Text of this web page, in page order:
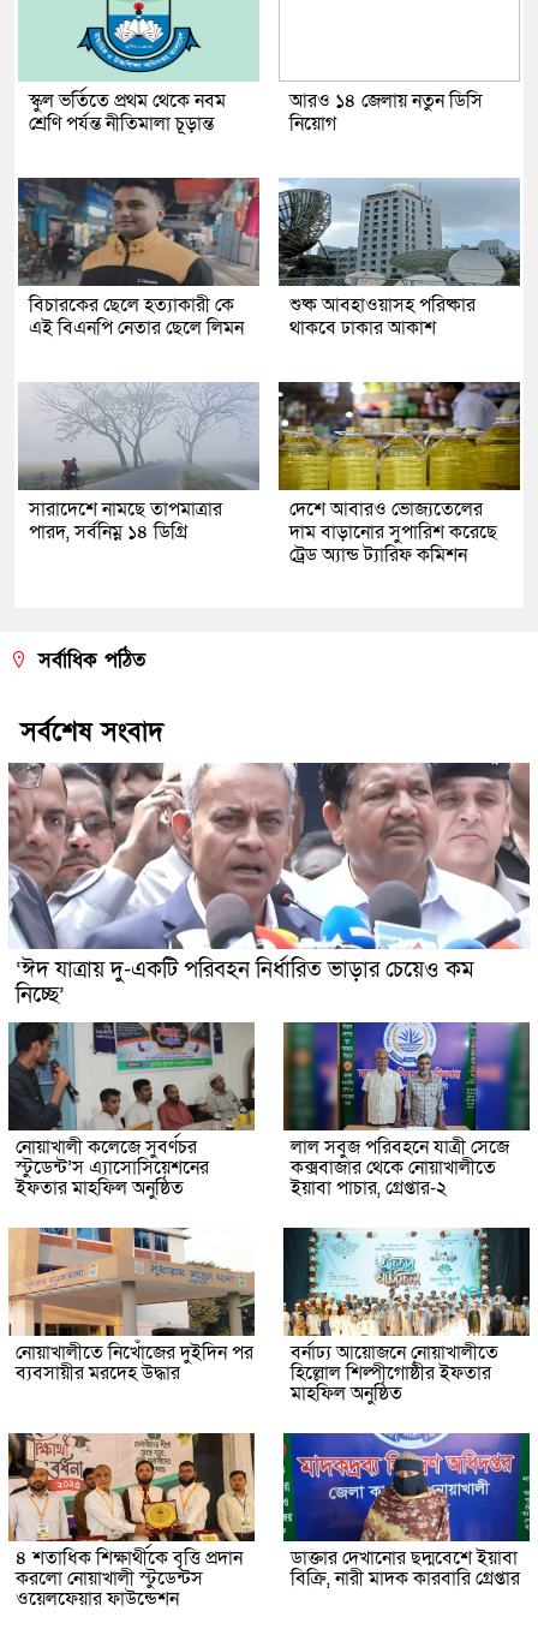
স্কুল ভর্তিতে প্রথম থেকে নবম
শ্রেণি পর্যন্ত নীতিমালা চূড়ান্ত
আরও ১৪ জেলায় নতুন ডিসি
নিয়োগ
বিচারকের ছেলে হত্যাকারী কে
এই বিএনপি নেতার ছেলে লিমন
শুষ্ক আবহাওয়াসহ পরিষ্কার
থাকবে ঢাকার আকাশ
সারাদেশে নামছে তাপমাত্রার
পারদ, সর্বনিম্ন ১৪ ডিগ্রি
দেশে আবারও ভোজ্যতেলের
দাম বাড়ানোর সুপারিশ করেছে
ট্রেড অ্যান্ড ট্যারিফ কমিশন
সর্বাধিক পঠিত
সর্বশেষ সংবাদ
‘ঈদ যাত্রায় দু-একটি পরিবহন নির্ধারিত ভাড়ার চেয়েও কম
নিচ্ছে’
নোয়াখালী কলেজে সুবর্ণচর
স্টুডেন্ট’স এ্যাসোসিয়েশনের
ইফতার মাহফিল অনুষ্ঠিত
লাল সবুজ পরিবহনে যাত্রী সেজে
কক্সবাজার থেকে নোয়াখালীতে
ইয়াবা পাচার, গ্রেপ্তার-২
নোয়াখালীতে নিখোঁজের দুইদিন পর
ব্যবসায়ীর মরদেহ উদ্ধার
বর্নাঢ্য আয়োজনে নোয়াখালীতে
হিল্লোল শিল্পীগোষ্ঠীর ইফতার
মাহফিল অনুষ্ঠিত
৪ শতাধিক শিক্ষার্থীকে বৃত্তি প্রদান
করলো নোয়াখালী স্টুডেন্টস
ওয়েলফেয়ার ফাউন্ডেশন
ডাক্তার দেখানোর ছদ্মবেশে ইয়াবা
বিক্রি, নারী মাদক কারবারি গ্রেপ্তার